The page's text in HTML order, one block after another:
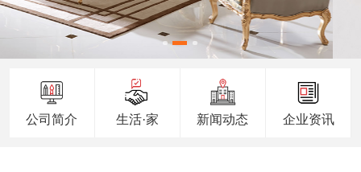
公司简介 生活·家 新闻动态 企业资讯